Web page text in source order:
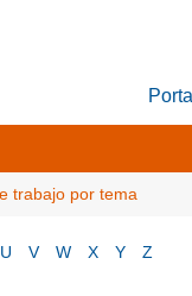
trabajo por tema
U V W X Y Z